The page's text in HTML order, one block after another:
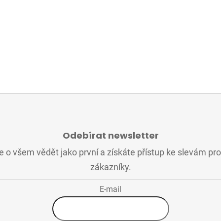
Odebírat newsletter
o všem vědět jako první a získáte přístup ke slevám
zákazníky.
E-mail